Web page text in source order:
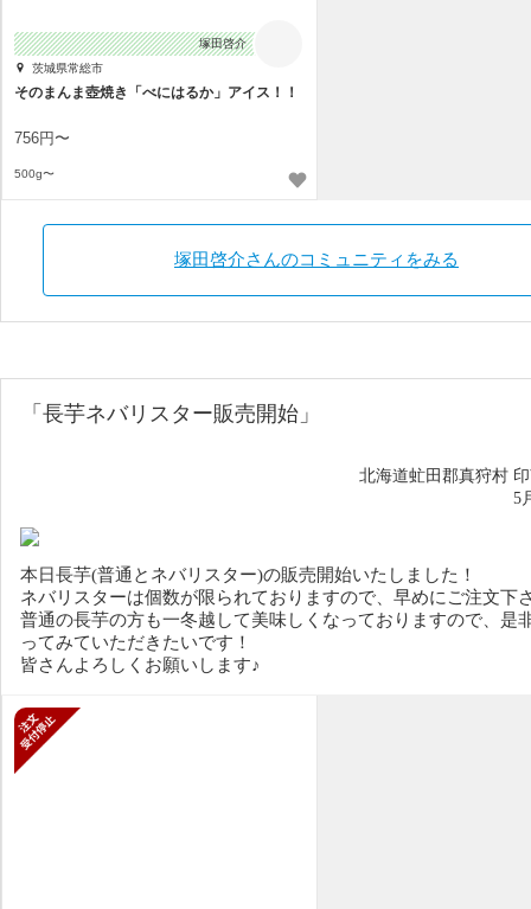
塚田啓介
茨城県常総市
そのまんま壺焼き「べにはるか」アイス！！
756円〜
500g〜
塚田啓介さんのコミュニティをみる
「長芋ネバリスター販売開始 」
北海道虻田郡真狩村
5
本日長芋(普通とネバリスター)の販売開始いたしました！
ネバリスターは個数が限られておりますので、早めにご注文下
普通の長芋の方も一冬越して美味しくなっておりますので、是
ってみていただきたいです！
皆さんよろしくお願いします♪